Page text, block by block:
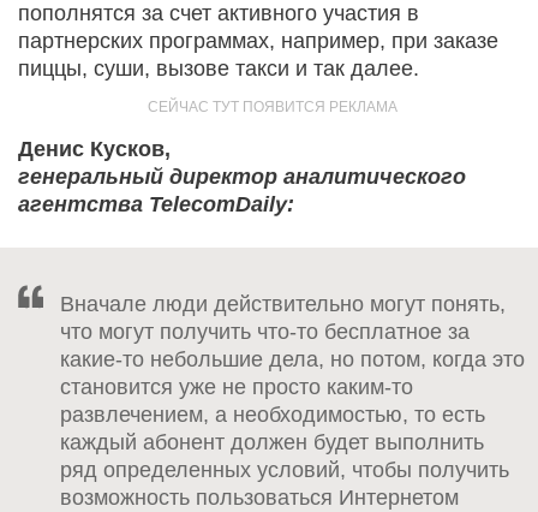
пополнятся за счет активного участия в
партнерских программах, например, при заказе
пиццы, суши, вызове такси и так далее.
Денис Кусков,
генеральный директор аналитического
агентства TelecomDaily:
Вначале люди действительно могут понять,
что могут получить что-то бесплатное за
какие-то небольшие дела, но потом, когда это
становится уже не просто каким-то
развлечением, а необходимостью, то есть
каждый абонент должен будет выполнить
ряд определенных условий, чтобы получить
возможность пользоваться Интернетом